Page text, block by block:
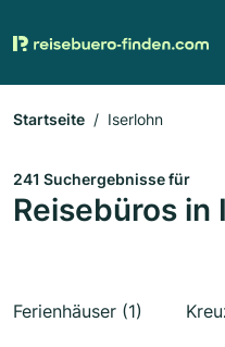
Startseite Iserlohn
241 Suchergebnisse für
Reisebüros in
Ferienhäuser (1)